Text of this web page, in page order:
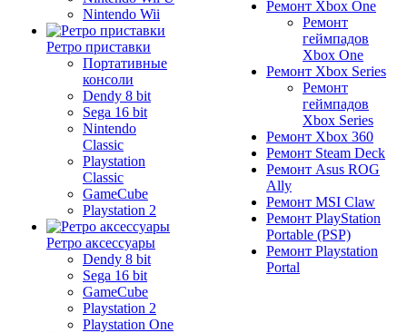
Nintendo Wii
Ретро приставки
Портативные
консоли
Dendy 8 bit
Sega 16 bit
Nintendo
Classic
Playstation
Classic
GameCube
Playstation 2
Ретро аксессуары
Dendy 8 bit
Sega 16 bit
GameCube
Playstation 2
Playstation One
Ремонт Xbox One
Ремонт
геймпадов
Xbox One
Ремонт Xbox Series
Ремонт
геймпадов
Xbox Series
Ремонт Xbox 360
Ремонт Steam Deck
Ремонт Asus ROG
Ally
Ремонт MSI Claw
Ремонт PlayStation
Portable (PSP)
Ремонт Playstation
Portal